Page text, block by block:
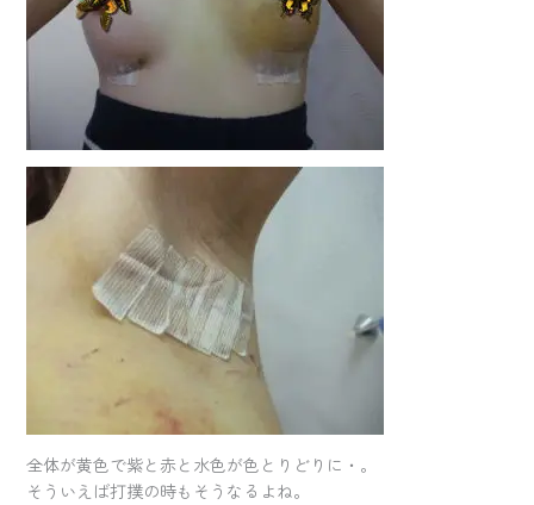
全体が黄色で紫と赤と水色が色とりどりに・。
そういえば打撲の時もそうなるよね。